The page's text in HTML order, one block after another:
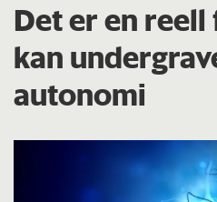
Det er en
kan
autonomi